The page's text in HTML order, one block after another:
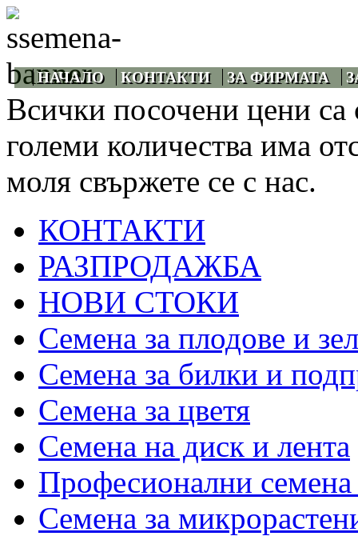
НАЧАЛО КОНТАКТИ ЗА ФИРМАТА
Всички посочени цени
големи количества има
моля свържете се с нас.
КОНТАКТИ
РАЗПРОДАЖБА
НОВИ СТОКИ
Семена за плодове и
Семена за билки и
Семена за цветя
Семена на диск и лента
Професионални
Семена за